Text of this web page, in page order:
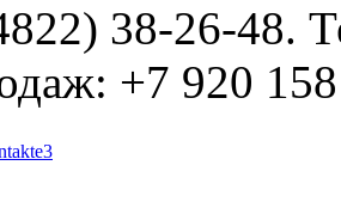
38-26-48.
+7 920